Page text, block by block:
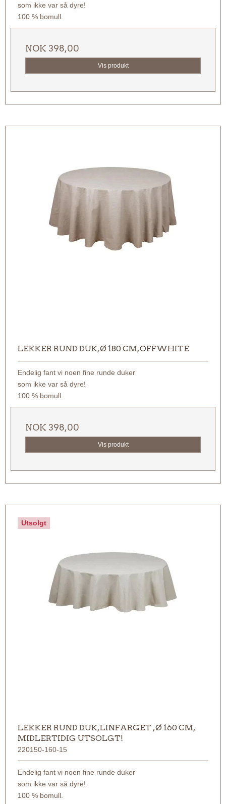
som ikke var så dyre!
100 % bomull.
NOK 398,00
Vis produkt
LEKKER RUND DUK, Ø 180 CM, OFFWHITE
Endelig fant vi noen fine runde duker
som ikke var så dyre!
100 % bomull.
NOK 398,00
Vis produkt
Utsolgt
LEKKER RUND DUK, LINFARGET , Ø 160 CM,
MIDLERTIDIG UTSOLGT!
220150-160-15
Endelig fant vi noen fine runde duker
som ikke var så dyre!
100 % bomull.